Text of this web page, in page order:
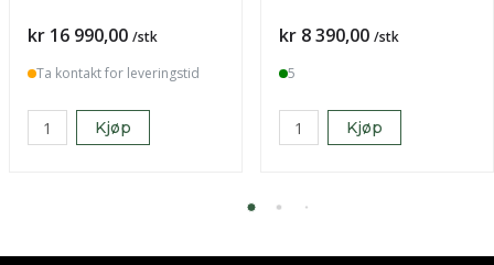
Pris
kr 16 990,00 /stk
Ta kontakt for leveringstid
Kjøp
Pris
kr 8 390,00 /stk
5
Kjøp